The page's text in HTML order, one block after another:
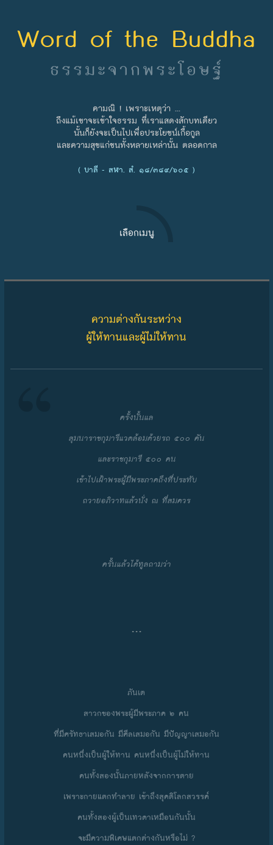
Word of the Buddha
ธรรมะจากพระโอษฐ์
คามณิ ! เพราะเหตุว่า ...
ถึงแม้เขาจะเข้าใจธรรม ที่เราแสดงสักบทเดียว
นั้นก็ยังจะเป็นไปเพื่อประโยชน์เกื้อกูล
และความสุขแก่ชนทั้งหลายเหล่านั้น ตลอดกาล
( บาลี - สฬา. สํ. ๑๘/๓๘๙/๖๐๕ )
เลือกเมนู
ความต่างกันระหว่าง
ผู้ให้ทานและผู้ไม่ให้ทาน
ครั้งนั้นแล
สุมนาราชกุมารีแวดล้อมด้วยรถ ๕๐๐ คัน
และราชกุมารี ๕๐๐ คน
เข้าไปเฝ้าพระผู้มีพระภาคถึงที่ประทับ
ถวายอภิวาทแล้วนั่ง ณ ที่สมควร
ครั้นแล้วได้ทูลถามว่า
…
ภันเต
สาวกของพระผู้มีพระภาค ๒ คน
ที่มีศรัทธาเสมอกัน มีศีลเสมอกัน มีปัญญาเสมอกัน
คนหนึ่งเป็นผู้ให้ทาน คนหนึ่งเป็นผู้ไม่ให้ทาน
คนทั้งสองนั้นภายหลังจากการตาย
เพราะกายแตกทำลาย เข้าถึงสุคติโลกสวรรค์
คนทั้งสองผู้เป็นเทวดาเหมือนกันนั้น
จะมีความพิเศษแตกต่างกันหรือไม่ ?